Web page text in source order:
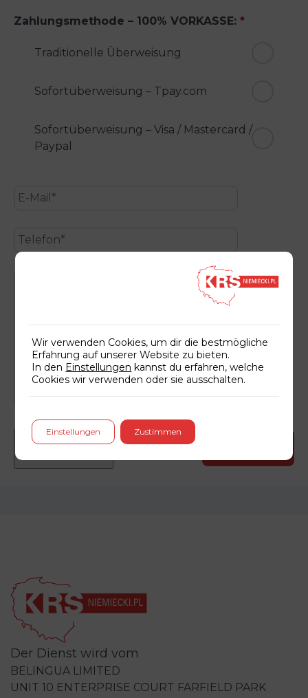
Zahlungsmethode – 100% VORKASSE: *
Traditionelle Überweisung
Sofortüberweisung – Tpay.com
Sofortüberweisung – Visa / Mastercard /
Paypal
Der Dienst wird vom
BELINGUA LIMITED
UNIT 10 ENTERPRISE COURT FARFIELD PARK
Wir verwenden Cookies, um dir die bestmögliche
Erfahrung auf unserer Website zu bieten.
In den Einstellungen kannst du erfahren, welche
Cookies wir verwenden oder sie ausschalten.
Zustimmen
Einstellungen